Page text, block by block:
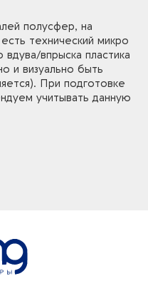
полусфер, на
технический микро
впрыска пластика
и визуально быть
При подготовке
учитывать данную